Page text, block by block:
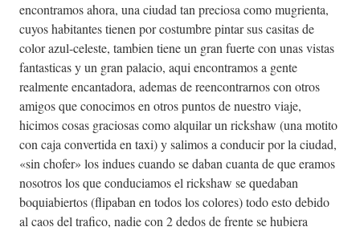
encontramos ahora, una ciudad tan preciosa como mugrienta,
cuyos habitantes tienen por costumbre pintar sus casitas de
color azul-celeste, tambien tiene un gran fuerte con unas vistas
fantasticas y un gran palacio, aqui encontramos a gente
realmente encantadora, ademas de reencontrarnos con otros
amigos que conocimos en otros puntos de nuestro viaje,
hicimos cosas graciosas como alquilar un rickshaw (una motito
con caja convertida en taxi) y salimos a conducir por la ciudad,
«sin chofer» los indues cuando se daban cuanta de que eramos
nosotros los que conduciamos el rickshaw se quedaban
boquiabiertos (flipaban en todos los colores) todo esto debido
al caos del trafico, nadie con 2 dedos de frente se hubiera